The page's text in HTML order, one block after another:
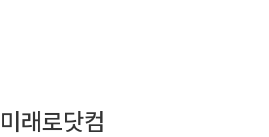
텐
미래로닷컴